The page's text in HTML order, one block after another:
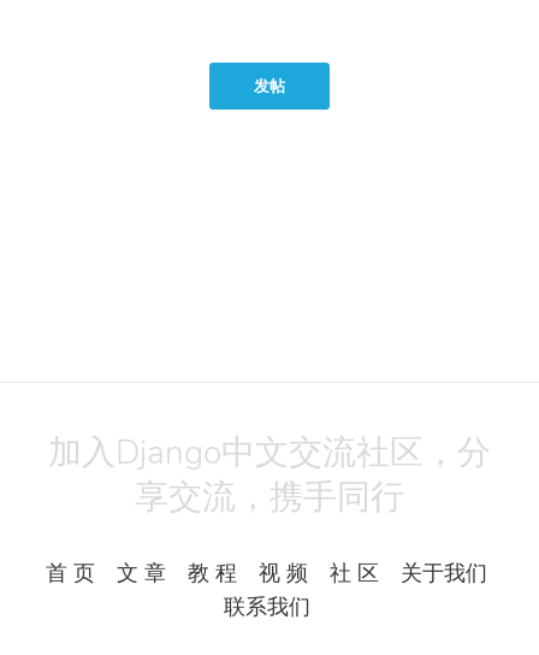
发帖
加入Django中文交流社区，分
享交流，携手同行
首 页 文 章 教 程 视 频 社 区
关于我们
联系我们